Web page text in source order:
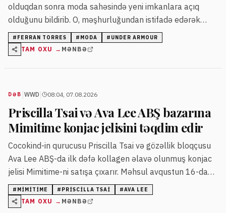
olduqdan sonra moda sahəsində yeni imkanlara açıq
olduğunu bildirib. O, məşhurluğundan istifadə edərək
moda ulduzu olmaq istədiyini deyib.
# FERRAN TORRES # MODA # UNDER ARMOUR
TAM OXU → MƏNBƏ
DƏB WWD 08:04, 07.08.2026
Priscilla Tsai və Ava Lee ABŞ bazarına
Mimitime konjac jelisini təqdim edir
Cocokind-in qurucusu Priscilla Tsai və gözəllik bloqçusu
Ava Lee ABŞ-da ilk dəfə kollagen əlavə olunmuş konjac
jelisi Mimitime-ni satışa çıxarır. Məhsul avqustun 16-dan
"Target" mağazalarında və onlayn təqdim ediləcək.
# MIMITIME # PRISCILLA TSAI #AVA LEE
TAM OXU → MƏNBƏ